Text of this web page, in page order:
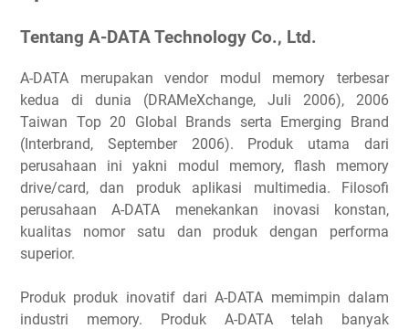
Tentang A-DATA Technology Co., Ltd.
A-DATA merupakan vendor modul memory terbesar
kedua di dunia (DRAMeXchange, Juli 2006), 2006
Taiwan Top 20 Global Brands serta Emerging Brand
(Interbrand, September 2006). Produk utama dari
perusahaan ini yakni modul memory, flash memory
drive/card, dan produk aplikasi multimedia. Filosofi
perusahaan A-DATA menekankan inovasi konstan,
kualitas nomor satu dan produk dengan performa
superior.
Produk produk inovatif dari A-DATA memimpin dalam
industri memory. Produk A-DATA telah banyak